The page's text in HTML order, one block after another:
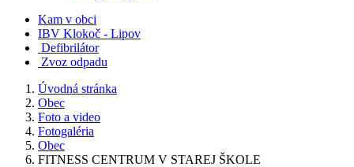
Kam v obci
IBV Klokoč - Lipov
Defibrilátor
Zvoz odpadu
Úvodná stránka
Obec
Foto a video
Fotogaléria
Obec
FITNESS CENTRUM V STAREJ ŠKOLE